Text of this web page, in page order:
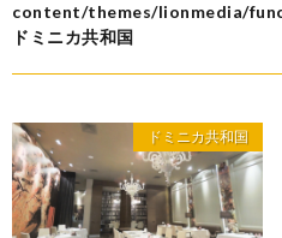
content/themes/lionmedia/
ドミニカ共和国
ドミニカ共和国